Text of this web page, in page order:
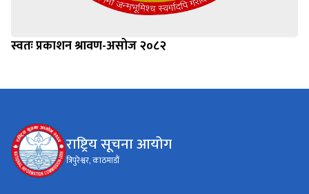
स्वतः प्रकाशन श्रावण-असोज २०८२
राष्ट्रिय सूचना आयोग
त्रिपुरेश्वर, काठमाडौं